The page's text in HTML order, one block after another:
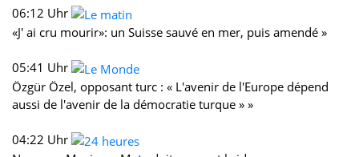
06:12 Uhr
«J' ai cru mourir»: un Suisse sauvé en mer, puis amendé »
05:41 Uhr
Özgür Özel, opposant turc : « L'avenir de l'Europe dépend
aussi de l'avenir de la démocratie turque » »
04:22 Uhr